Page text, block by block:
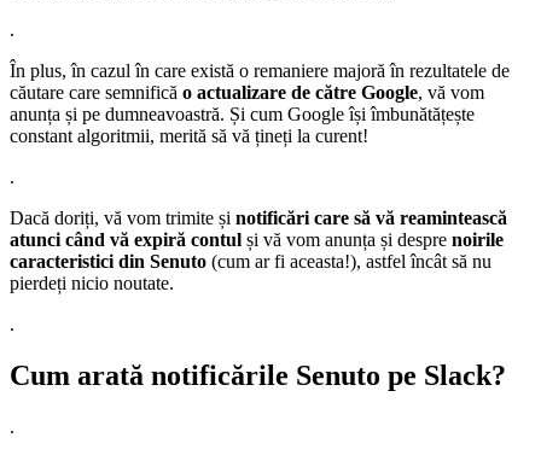
.
În plus, în cazul în care există o remaniere majoră în rezultatele de
căutare care semnifică o actualizare de către Google, vă vom
anunța și pe dumneavoastră. Și cum Google își îmbunătățește
constant algoritmii, merită să vă țineți la curent!
.
Dacă doriți, vă vom trimite și notificări care să vă reamintească
atunci când vă expiră contul și vă vom anunța și despre noirile
caracteristici din Senuto (cum ar fi aceasta!), astfel încât să nu
pierdeți nicio noutate.
.
Cum arată notificările Senuto pe Slack?
.